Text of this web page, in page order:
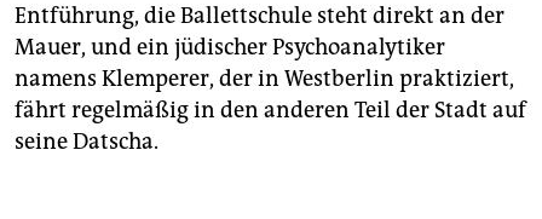
Entführung, die Ballettschule steht direkt an der
Mauer, und ein jüdischer Psychoanalytiker
namens Klemperer, der in Westberlin praktiziert,
fährt regelmäßig in den anderen Teil der Stadt auf
seine Datscha.